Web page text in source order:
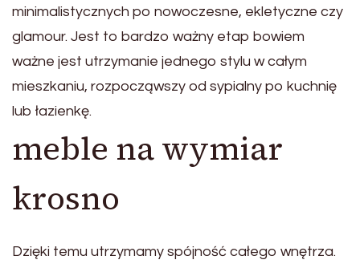
minimalistycznych po nowoczesne, ekletyczne czy
glamour. Jest to bardzo ważny etap bowiem
ważne jest utrzymanie jednego stylu w całym
mieszkaniu, rozpocząwszy od sypialny po kuchnię
lub łazienkę.
meble na wymiar
krosno
Dzięki temu utrzymamy spójność całego wnętrza.